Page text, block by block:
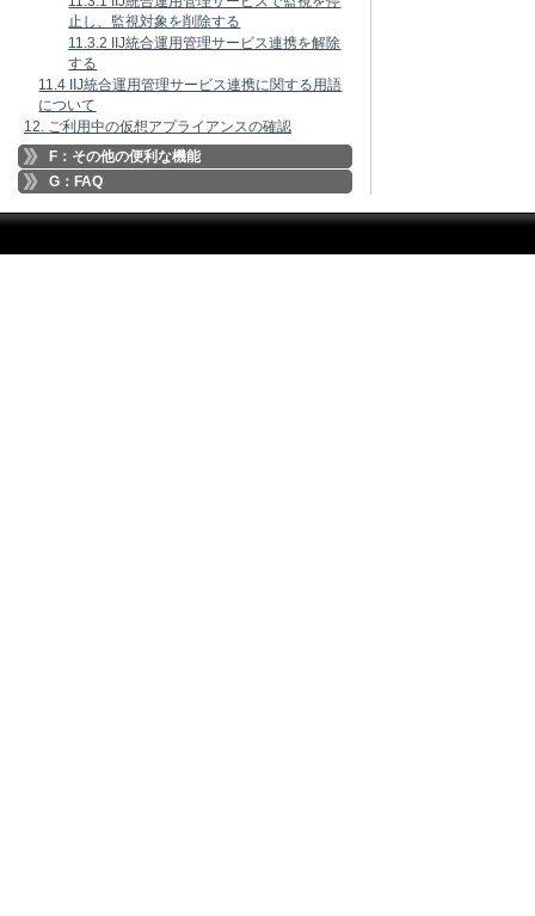
止し、監視対象を削除する
11.3.2 IIJ統合運用管理サービス連携を解除
する
11.4 IIJ統合運用管理サービス連携に関する用語
について
12. ご利用中の仮想アプライアンスの確認
F：その他の便利な機能
G：FAQ